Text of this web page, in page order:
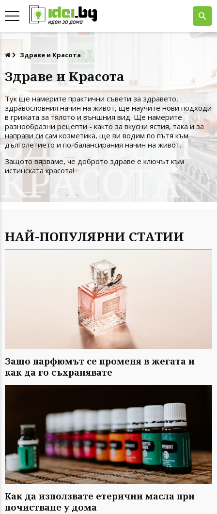
Здраве и Красота
Здраве и Красота
Тук ще намерите практични съвети за здравето,
здравословния начин на живот, ще научите нови подходи
в грижата за тялото и външния вид. Ще намерите
разнообразни рецепти - както за вкусни ястия, така и за
направи си сам козметика, ще ви водим по пътя към
дълголетието и по-балансирания начин на живот.
Защото вярваме, че доброто здраве е ключът към
истинската красота!
НАЙ-ПОПУЛЯРНИ СТАТИИ
Защо парфюмът се променя в жегата и
как да го съхранявате
Как да използвате етерични масла при
почистване у дома